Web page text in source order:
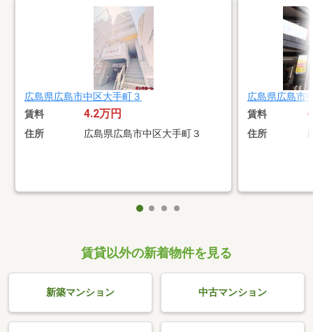
広島県広島市中区大手町３
賃料 4.2万円
住所 広島県広島市中区大手町３
広島県広島市
賃料
住所
賃貸以外の新着物件を見る
新築マンション 中古マンション